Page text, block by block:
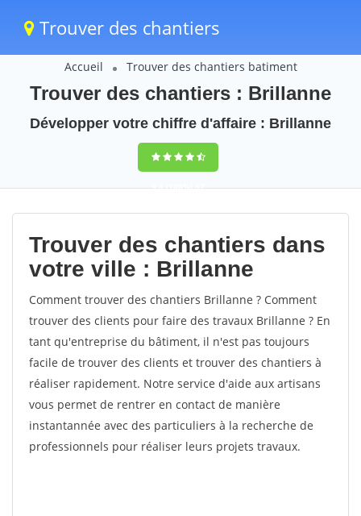
Trouver des chantiers
Accueil Trouver des chantiers batiment
Trouver des chantiers : Brillanne
Développer votre chiffre d'affaire : Brillanne
9,5(100%)57
votes
Trouver des chantiers dans
votre ville : Brillanne
Comment trouver des chantiers Brillanne ? Comment
trouver des clients pour faire des travaux Brillanne ? En
tant qu'entreprise du bâtiment, il n'est pas toujours
facile de trouver des clients et trouver des chantiers à
réaliser rapidement. Notre service d'aide aux artisans
vous permet de rentrer en contact de manière
instantannée avec des particuliers à la recherche de
professionnels pour réaliser leurs projets travaux.